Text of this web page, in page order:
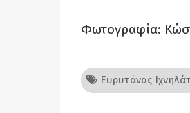
Φωτογραφία:
Ευρυτάνας